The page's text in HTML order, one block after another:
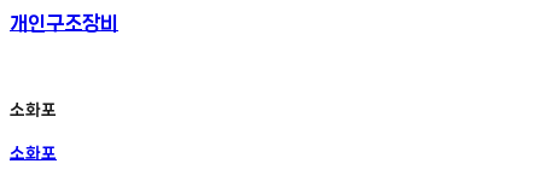
개인구조장비
소화포
소화포